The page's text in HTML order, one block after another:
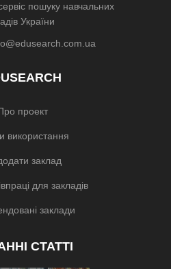
пошуку навчальних
України
проект
використання
заклад
для закладів
заклади
СТАТТІ